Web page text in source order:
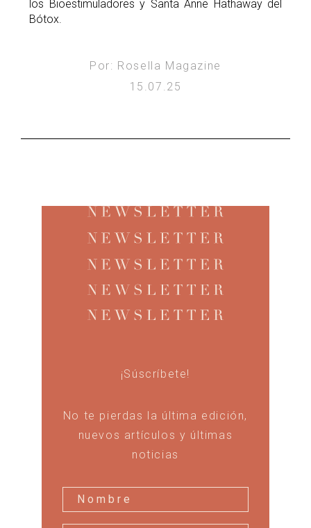
los Bioestimuladores y Santa Anne Hathaway del
Bótox.
Por: Rosella Magazine
15.07.25
¡Súscríbete!
No te pierdas la última edición,
nuevos artículos y últimas
noticias